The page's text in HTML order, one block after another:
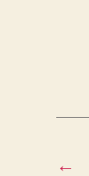
←